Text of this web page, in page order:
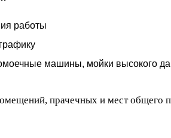
работы
машины, мойки высокого
прачечных и мест общего